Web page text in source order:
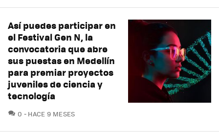
Así puedes participar en
el Festival Gen N, la
convocatoria que abre
sus puestas en Medellín
para premiar proyectos
juveniles de ciencia y
tecnología
0 COMENTARIOS
HACE 9 MESES